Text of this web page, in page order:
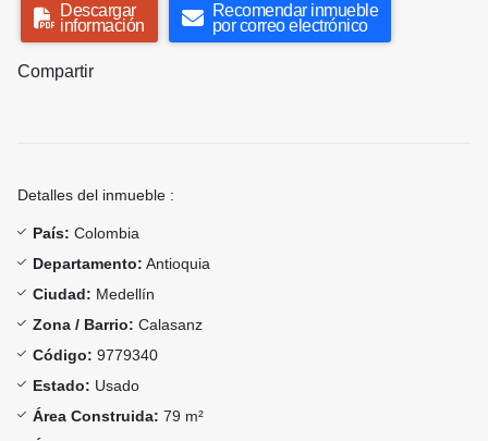
Descargar
información
Recomendar inmueble
por correo electrónico
Compartir
Detalles del inmueble :
País: Colombia
Departamento: Antioquia
Ciudad: Medellín
Zona / Barrio: Calasanz
Código: 9779340
Estado: Usado
Área Construida: 79 m²